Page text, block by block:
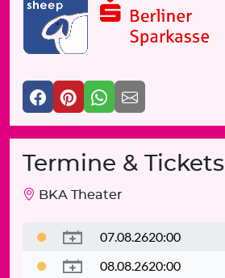
Termine & Tickets
BKA Theater
07.08.2620:00
08.08.2620:00